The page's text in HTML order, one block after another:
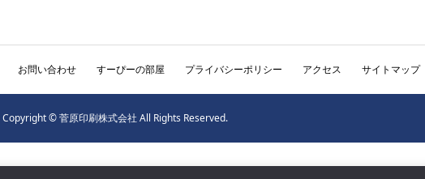
お問い合わせ すーぴーの部屋 プライバシーポリシー アクセス サイトマップ
Copyright © 菅原印刷株式会社 All Rights Reserved.